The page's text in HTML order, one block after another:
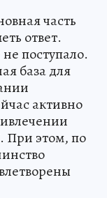
часть
ответ.
поступало.
база для
активно
При этом, по